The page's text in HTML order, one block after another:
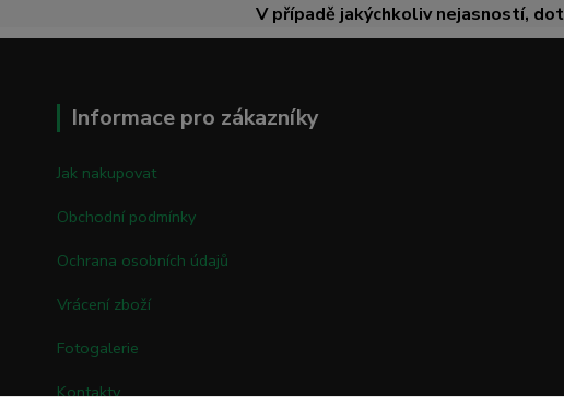
V případě jakýchkoliv nejasností,
Informace pro zákazníky
Jak nakupovat
Obchodní podmínky
Ochrana osobních údajů
Vrácení zboží
Fotogalerie
Kontakty